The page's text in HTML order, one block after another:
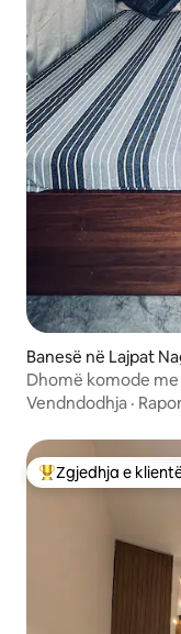
Banesë në Lajpat
Dhomë komode
modern
Vendndodhja ·
Më të mirat e
Zgjedhja e